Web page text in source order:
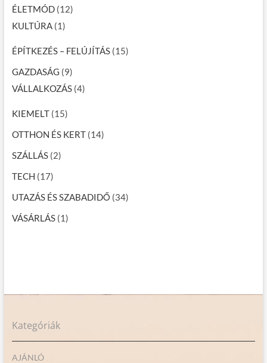
ÉLETMÓD(12)
KULTÚRA(1)
ÉPÍTKEZÉS – FELÚJÍTÁS(15)
GAZDASÁG (9)
VÁLLALKOZÁS(4)
KIEMELT(15)
OTTHON ÉS KERT(14)
SZÁLLÁS(2)
TECH (17)
UTAZÁS ÉS SZABADIDŐ (34)
VÁSÁRLÁS(1)
Kategóriák
AJÁNLÓ